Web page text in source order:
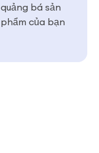
quảng bá sản
phẩm của bạn